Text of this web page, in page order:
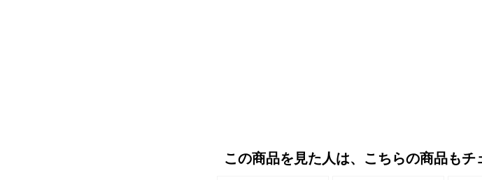
この商品を見た人は、こちらの商品もチ